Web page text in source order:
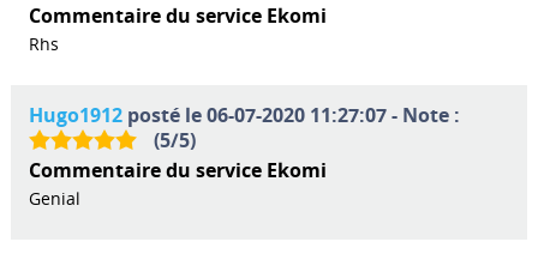
Commentaire du service Ekomi
Rhs
Hugo1912posté le 06-07-2020 11:27:07 - Note :
(5/5)
Commentaire du service Ekomi
Genial